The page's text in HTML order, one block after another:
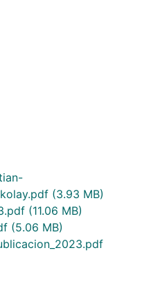
(3.93 MB)
(11.06 MB)
(5.06 MB)